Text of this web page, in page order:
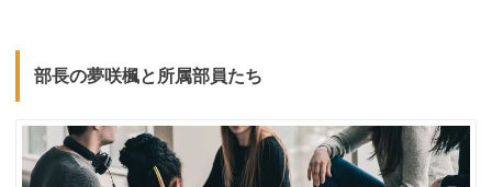
部長の夢咲楓と所属部員たち